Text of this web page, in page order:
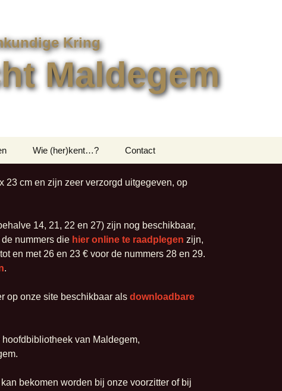
Kring
Maldegem
Wie (her)kent…? Contact
Contactformulier
23 cm en zijn zeer verzorgd uitgegeven, op
14, 21, 22 en 27) zijn nog beschikbaar,
nummers die hier online te raadplegen zijn,
en met 26 en 23 € voor de nummers 28 en 29.
.
op onze site beschikbaar als downloadbare
van Maldegem,
bekomen worden bij onze voorzitter of bij